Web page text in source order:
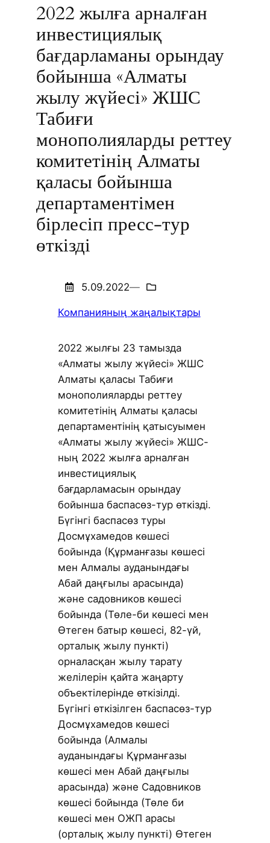
2022 жылға арналған
инвестициялық
бағдарламаны орындау
бойынша «Алматы
жылу жүйесі» ЖШС
Табиғи
монополияларды реттеу
комитетінің Алматы
қаласы бойынша
департаментімен
бірлесіп пресс-тур
өткізді
5.09.2022—
Компанияның жаңалықтары
2022 жылғы 23 тамызда
«Алматы жылу жүйесі» ЖШС
Алматы қаласы Табиғи
монополияларды реттеу
комитетінің Алматы қаласы
департаментінің қатысуымен
«Алматы жылу жүйесі» ЖШС-
ның 2022 жылға арналған
инвестициялық
бағдарламасын орындау
бойынша баспасөз-тур өткізді.
Бүгінгі баспасөз туры
Досмұхамедов көшесі
бойында (Құрманғазы көшесі
мен Алмалы ауданындағы
Абай даңғылы арасында)
және садовников көшесі
бойында (Төле-би көшесі мен
Өтеген батыр көшесі, 82-үй,
орталық жылу пункті)
орналасқан жылу тарату
желілерін қайта жаңарту
объектілерінде өткізілді.
Бүгінгі өткізілген баспасөз-тур
Досмұхамедов көшесі
бойында (Алмалы
ауданындағы Құрманғазы
көшесі мен Абай даңғылы
арасында) және Садовников
көшесі бойында (Төле би
көшесі мен ОЖП арасы
(орталық жылу пункті) Өтеген